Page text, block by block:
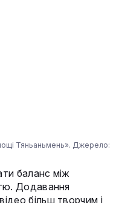
Тяньаньмень». Джерело:
баланс між
Додавання
більш творчим і